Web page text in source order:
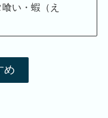
い・蝦（え
め